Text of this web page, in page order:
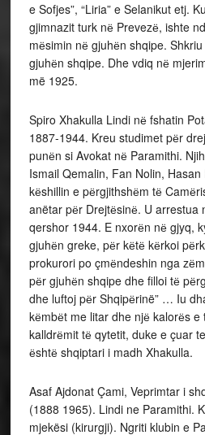
e Sofjes”, “Liria” e Selanikut etj.
gjimnazit turk nё Prevezё, ishte
mёsimin nё gjuhёn shqipe.
gjuhёn shqipe. Dhe vdiq nё
më 1925.
Spiro Xhakulla Lindi nё fshatin
1887-1944. Kreu studimet pёr
punёn si Avokat nё Paramithi.
Ismail Qemalin, Fan Nolin,
kёshillin e pёrgjithshёm tё
anëtar pёr Drejtёsinё. U arrestua
qershor 1944. E nxorёn nё gjyq,
gjuhёn greke, pёr kёtё kёrkoi
prokurori po çmёndeshin nga
pёr gjuhёn shqipe dhe filloi tё
dhe luftoj pёr Shqipёrinë” … Iu
kёmbёt me litar dhe njё kalorёs
kalldrёmit tё qytetit, duke e çuar
ёshtё shqiptari i madh Xhakulla.
Asaf Ajdonat Çami, Veprimtar i
(1888 1965). Lindi ne Paramithi.
mjekësi (kirurgji). Ngriti klubin e